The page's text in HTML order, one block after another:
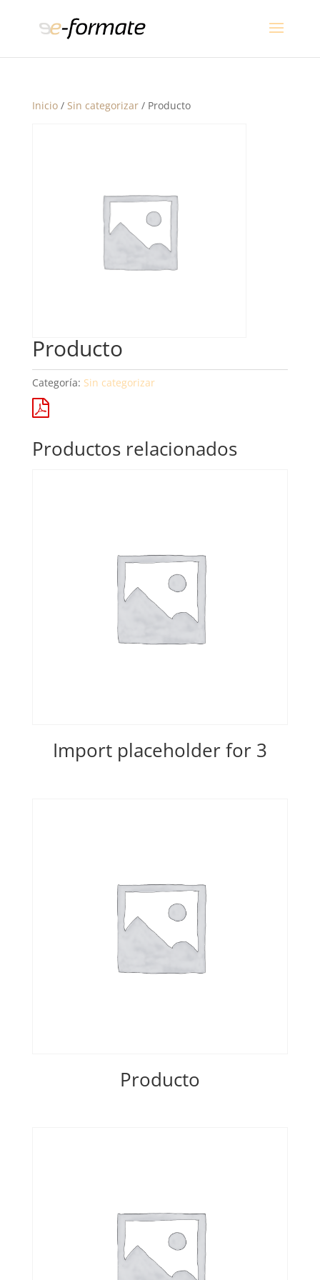
Inicio/ Sin categorizar/ Producto
Producto
Categoría: Sin categorizar
Productos relacionados
Import placeholder for 3
Producto